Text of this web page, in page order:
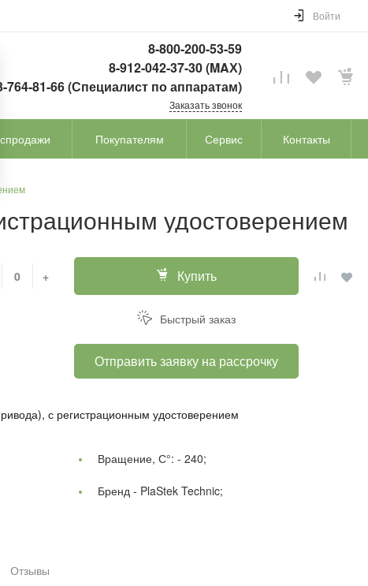
Войти
8-800-200-53-59
8-912-042-37-30 (MAХ)
764-81-66 (Специалист по аппаратам)
Заказать звонок
Покупателям Сервис Контакты
удостоверением
+ Купить
Быстрый заказ
Отправить заявку на рассрочку
с регистрационным удостоверением
Вращение, С°: - 240;
Бренд - PlaStek Technic;
Отзывы